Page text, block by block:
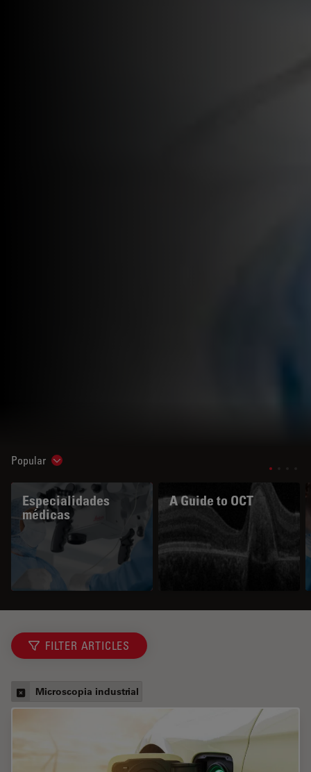
Popular Show subnavigation
Especialidades
médicas
A Guide to OCT
FILTER ARTICLES
Microscopia industrial